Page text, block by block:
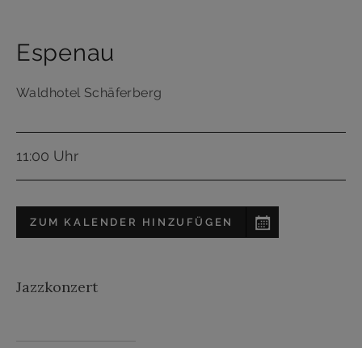
Espenau
Waldhotel Schäferberg
11:00 Uhr
ZUM KALENDER HINZUFÜGEN
Jazzkonzert